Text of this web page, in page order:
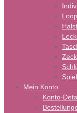
Mein Konto
Konto-